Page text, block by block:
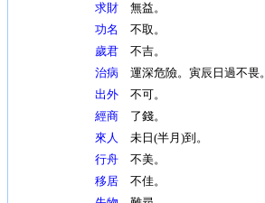
求財無益。
功名 不取。
歲君不吉。
治病 運深危險。寅辰日過不畏。
出外不可。
經商了錢。
來人 未日(半月)到。
行舟不美。
移居不佳。